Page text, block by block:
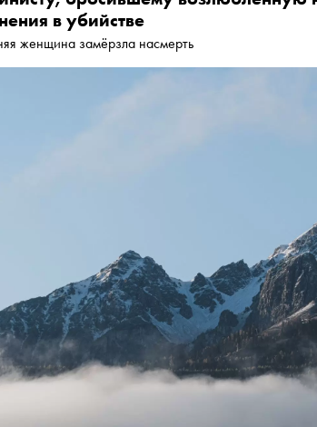
в убийстве
женщина замёрзла насмерть